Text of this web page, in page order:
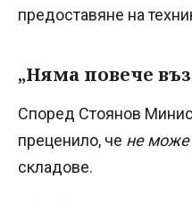
предоставяне на
„Няма повече
Според Стоянов
преценило, че не може
складове.